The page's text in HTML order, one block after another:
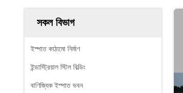
সকল বিভাগ
ইস্পাত কাঠামো নির্মাণ
ইন্ডাস্ট্রিয়াল স্টিল বিল্ডিং
বাণিজ্যিক ইস্পাত ভবন